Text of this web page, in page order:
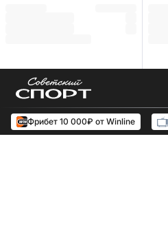
Фрибет 10 000₽ от Winline